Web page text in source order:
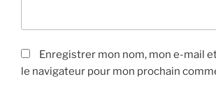
Enregistrer mon nom, mon e-mail
le navigateur pour mon prochain